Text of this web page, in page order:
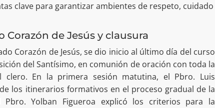
clave para garantizar ambientes de respeto, cuidado
de Jesús y clausura
Corazón de Jesús, se dio inicio al último día del curso
del Santísimo, en comunión de oración con toda la
clero. En la primera sesión matutina, el Pbro. Luis
los itinerarios formativos en el proceso gradual de la
Pbro. Yolban Figueroa explicó los criterios para la